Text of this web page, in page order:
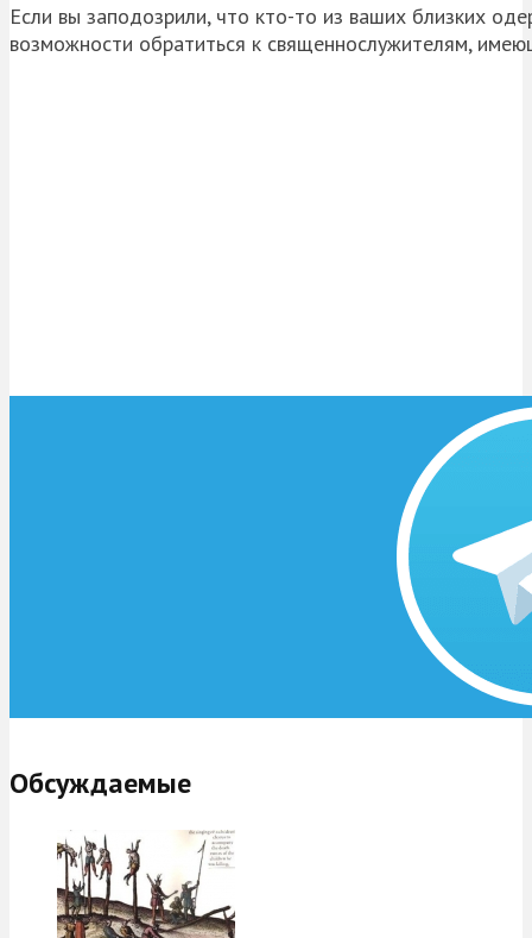
Если вы заподозрили, что кто-то из ваших близких
возможности обратиться к священнослужителям,
Обсуждаемые